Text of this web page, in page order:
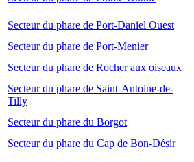
Secteur du phare de Port-Daniel Ouest
Secteur du phare de Port-Menier
Secteur du phare de Rocher aux oiseaux
Secteur du phare de Saint-Antoine-de-
Tilly
Secteur du phare du Borgot
Secteur du phare du Cap de Bon-Désir